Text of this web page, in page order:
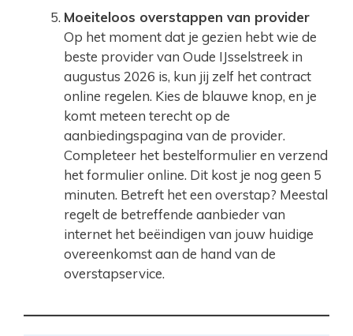
Moeiteloos overstappen van provider
Op het moment dat je gezien hebt wie de
beste provider van Oude IJsselstreek in
augustus 2026 is, kun jij zelf het contract
online regelen. Kies de blauwe knop, en je
komt meteen terecht op de
aanbiedingspagina van de provider.
Completeer het bestelformulier en verzend
het formulier online. Dit kost je nog geen 5
minuten. Betreft het een overstap? Meestal
regelt de betreffende aanbieder van
internet het beëindigen van jouw huidige
overeenkomst aan de hand van de
overstapservice.